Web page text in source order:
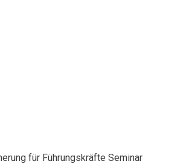
für Führungskräfte Seminar